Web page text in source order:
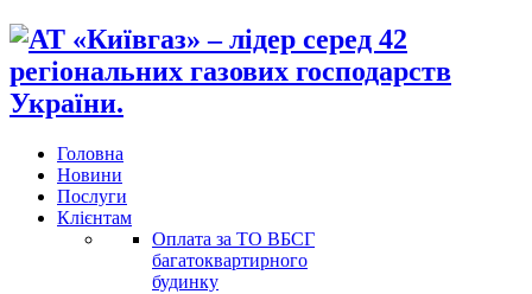
Головна
Новини
Послуги
Клієнтам
Оплата за ТО ВБСГ
багатоквартирного
будинку